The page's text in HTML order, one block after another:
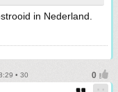
in Nederland.
• 30